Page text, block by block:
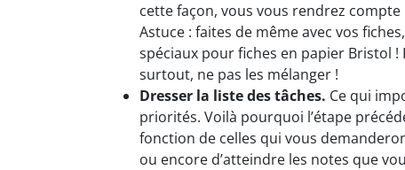
cette façon, vous vous rendrez
Astuce : faites de même avec vos
spéciaux pour fiches en papier Bristol
surtout, ne pas les mélanger !
Dresser la liste des tâches. Ce qui
priorités. Voilà pourquoi l’étape
fonction de celles qui vous
ou encore d’atteindre les notes que